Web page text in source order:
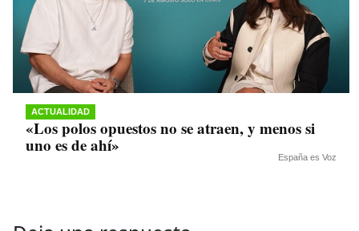
ACTUALIDAD
«Los polos opuestos no se atraen, y menos si
uno es de ahí»
España es Voz